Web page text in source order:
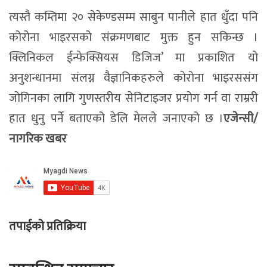
त्यस्तै कम्तिमा २० सेकेण्डसम्म साबुन पानीले हात धुँदा पनि
कोरोना भाइरसको संक्रमणबाट मुक्त हुन सकिन्छ ।
क्लिनिकल ईन्फेक्सियस डिजिज’ मा प्रकाशित यो
अनुशन्धानमा संलग्न वैज्ञानिकहरुले कोरोना भाइरससंग
जोगिनका लागि गुणस्तरीय सेनिटाइजर प्रयोग गर्न वा राम्ररी
हात धुनु पर्ने बताएको डेलि मेलले जनाएको छ ।एजेन्सी/
नागरिक खबर
तपाईको प्रतिक्रिया